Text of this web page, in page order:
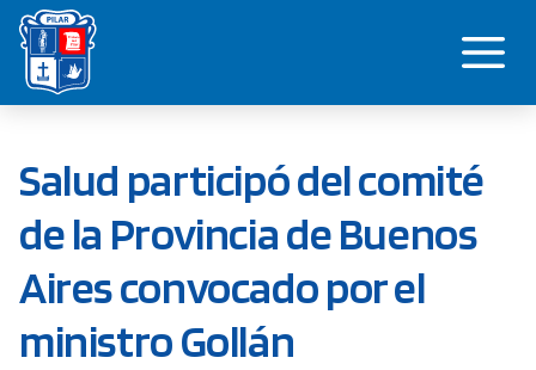
Saltar
contenido
Salud participó del comité
de la Provincia de Buenos
Aires convocado por el
ministro Gollán